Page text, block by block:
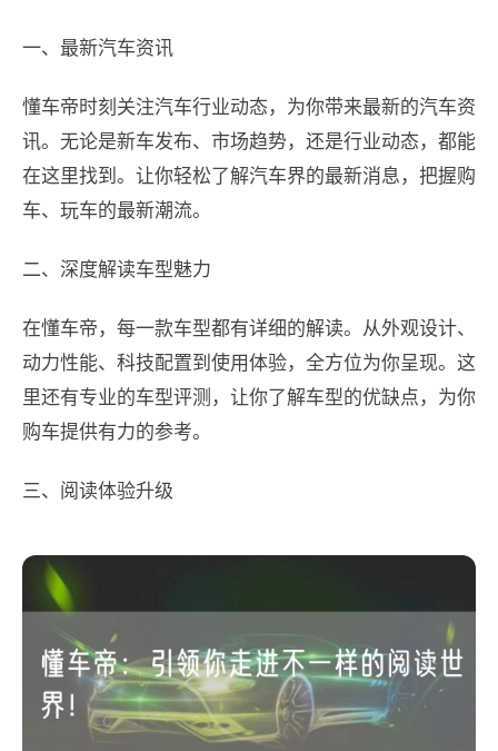
一、最新汽车资讯
懂车帝时刻关注汽车行业动态，为你带来最新的汽车资
讯。无论是新车发布、市场趋势，还是行业动态，都能
在这里找到。让你轻松了解汽车界的最新消息，把握购
车、玩车的最新潮流。
二、深度解读车型魅力
在懂车帝，每一款车型都有详细的解读。从外观设计、
动力性能、科技配置到使用体验，全方位为你呈现。这
里还有专业的车型评测，让你了解车型的优缺点，为你
购车提供有力的参考。
三、阅读体验升级